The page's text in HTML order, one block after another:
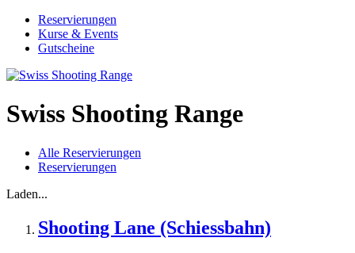
Reservierungen
Kurse & Events
Gutscheine
Swiss Shooting Range
Alle Reservierungen
Reservierungen
Laden...
Shooting Lane (Schiessbahn)